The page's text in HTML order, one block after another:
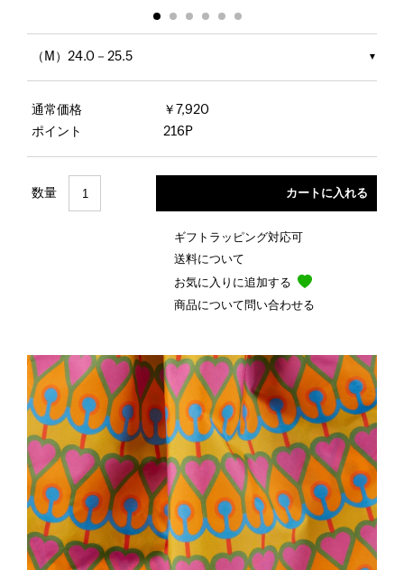
（M）24.0－25.5
通常価格
￥7,920
ポイント
216P
数量
ギフトラッピング対応可
送料について
お気に入りに追加する
商品について問い合わせる